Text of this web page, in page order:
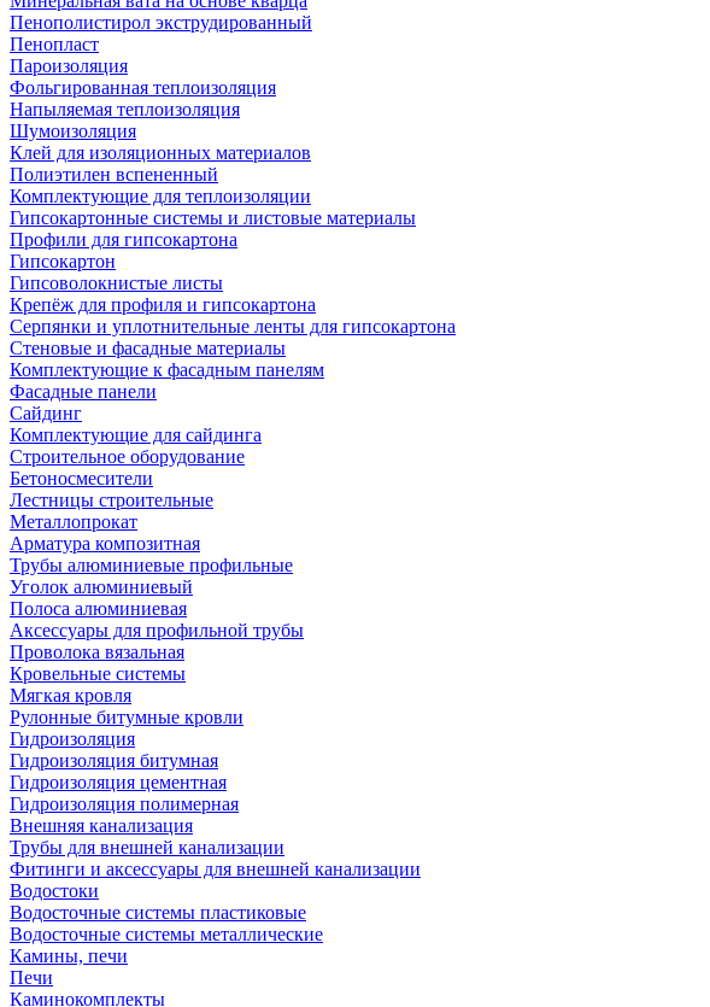
Пенополистирол экструдированный
Пенопласт
Пароизоляция
Фольгированная теплоизоляция
Напыляемая теплоизоляция
Шумоизоляция
Клей для изоляционных материалов
Полиэтилен вспененный
Комплектующие для теплоизоляции
Гипсокартонные системы и листовые материалы
Профили для гипсокартона
Гипсокартон
Гипсоволокнистые листы
Крепёж для профиля и гипсокартона
Серпянки и уплотнительные ленты для гипсокартона
Стеновые и фасадные материалы
Комплектующие к фасадным панелям
Фасадные панели
Сайдинг
Комплектующие для сайдинга
Строительное оборудование
Бетоносмесители
Лестницы строительные
Металлопрокат
Арматура композитная
Трубы алюминиевые профильные
Уголок алюминиевый
Полоса алюминиевая
Аксессуары для профильной трубы
Проволока вязальная
Кровельные системы
Мягкая кровля
Рулонные битумные кровли
Гидроизоляция
Гидроизоляция битумная
Гидроизоляция цементная
Гидроизоляция полимерная
Внешняя канализация
Трубы для внешней канализации
Фитинги и аксессуары для внешней канализации
Водостоки
Водосточные системы пластиковые
Водосточные системы металлические
Камины, печи
Печи
Каминокомплекты